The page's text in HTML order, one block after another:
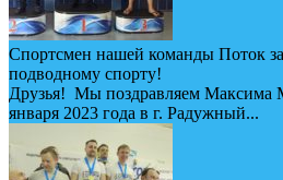
Спортсмен нашей команды Поток
подводному спорту!
Друзья! Мы поздравляем Максима
января 2023 года в г. Радужный...